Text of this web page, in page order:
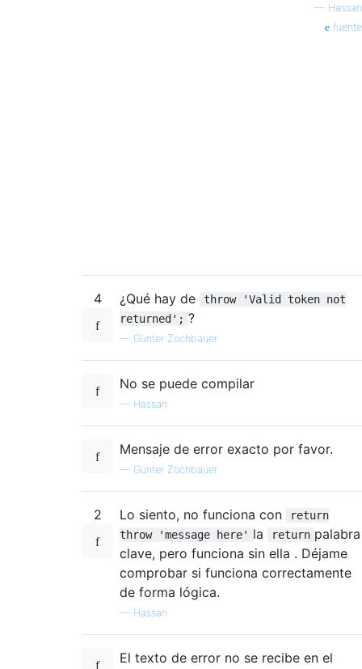
— Hassan
fuente
4 ¿Qué hay de
throw 'Valid token not
returned'; ?
— Günter Zöchbauer
No se puede compilar
— Hassan
Mensaje de error exacto por favor.
— Günter Zöchbauer
2 Lo siento, no funciona con
return
throw 'message here' la return palabra
clave, pero funciona sin ella . Déjame
comprobar si funciona correctamente
de forma lógica.
— Hassan
El texto de error no se recibe en el